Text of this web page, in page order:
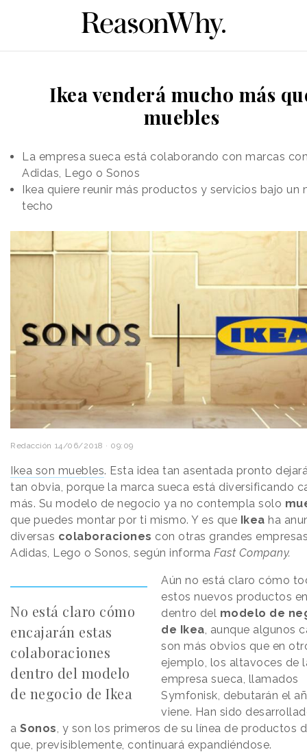
Ikea venderá mucho más
muebles
La empresa sueca está colaborando con marcas
Adidas, Lego o Sonos
Ikea quiere reunir más productos y servicios bajo un
techo
Redacción 14/06/2018 · 09:09
Ikea son muebles. Esta idea tan asentada pronto
tan obvia, porque la marca sueca está diversificando
más. Su modelo de negocio ya no contempla solo
que puedes montar por ti mismo. Y es que Ikea ha
diversas colaboraciones con otras grandes
Adidas, Lego o Sonos, según informa Fast Company.
No está claro cómo
encajarán estas
colaboraciones
dentro del modelo
de negocio de Ikea
Aún no está claro cómo
estos nuevos productos
dentro del modelo de
de Ikea , aunque algunos
son más obvios que en
ejemplo, los altavoces de
empresa sueca, llamados
Symfonisk, debutarán el
viene. Han sido
a Sonos , y son los primeros de su línea de productos
que, previsiblemente, continuará expandiéndose.